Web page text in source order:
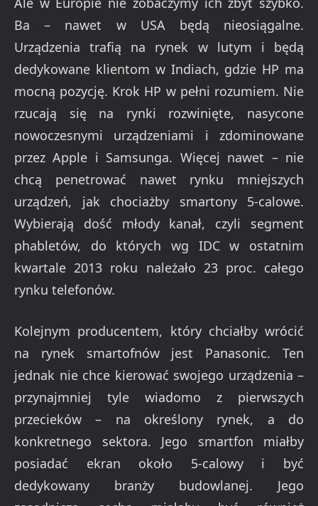
Ba – nawet w USA będą nieosiągalne.
Urządzenia trafią na rynek w lutym i będą
dedykowane klientom w Indiach, gdzie HP ma
mocną pozycję. Krok HP w pełni rozumiem. Nie
rzucają się na rynki rozwinięte, nasycone
nowoczesnymi urządzeniami i zdominowane
przez Apple i Samsunga. Więcej nawet – nie
chcą penetrować nawet rynku mniejszych
urządzeń, jak chociażby smartony 5-calowe.
Wybierają dość młody kanał, czyli segment
phabletów, do których wg IDC w ostatnim
kwartale 2013 roku należało 23 proc. całego
rynku telefonów.
Kolejnym producentem, który chciałby wrócić
na rynek smartofnów jest Panasonic. Ten
jednak nie chce kierować swojego urządzenia –
przynajmniej tyle wiadomo z pierwszych
przecieków – na określony rynek, a do
konkretnego sektora. Jego smartfon miałby
posiadać ekran około 5-calowy i być
dedykowany branży budowlanej. Jego